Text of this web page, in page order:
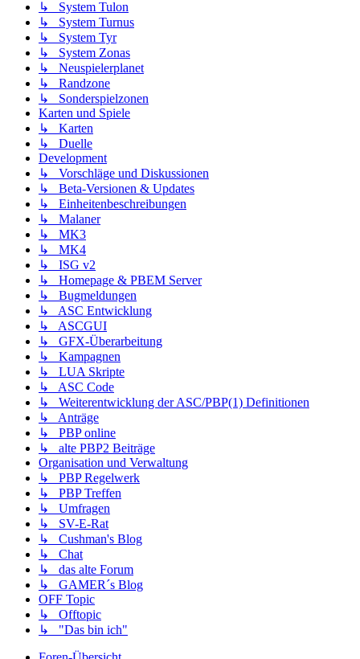
↳ System Tulon
↳ System Turnus
↳ System Tyr
↳ System Zonas
↳ Neuspielerplanet
↳ Randzone
↳ Sonderspielzonen
Karten und Spiele
↳ Karten
↳ Duelle
Development
↳ Vorschläge und Diskussionen
↳ Beta-Versionen & Updates
↳ Einheitenbeschreibungen
↳ Malaner
↳ MK3
↳ MK4
↳ ISG v2
↳ Homepage & PBEM Server
↳ Bugmeldungen
↳ ASC Entwicklung
↳ ASCGUI
↳ GFX-Überarbeitung
↳ Kampagnen
↳ LUA Skripte
↳ ASC Code
↳ Weiterentwicklung der ASC/PBP(1) Definitionen
↳ Anträge
↳ PBP online
↳ alte PBP2 Beiträge
Organisation und Verwaltung
↳ PBP Regelwerk
↳ PBP Treffen
↳ Umfragen
↳ SV-E-Rat
↳ Cushman's Blog
↳ Chat
↳ das alte Forum
↳ GAMER´s Blog
OFF Topic
↳ Offtopic
↳ "Das bin ich"